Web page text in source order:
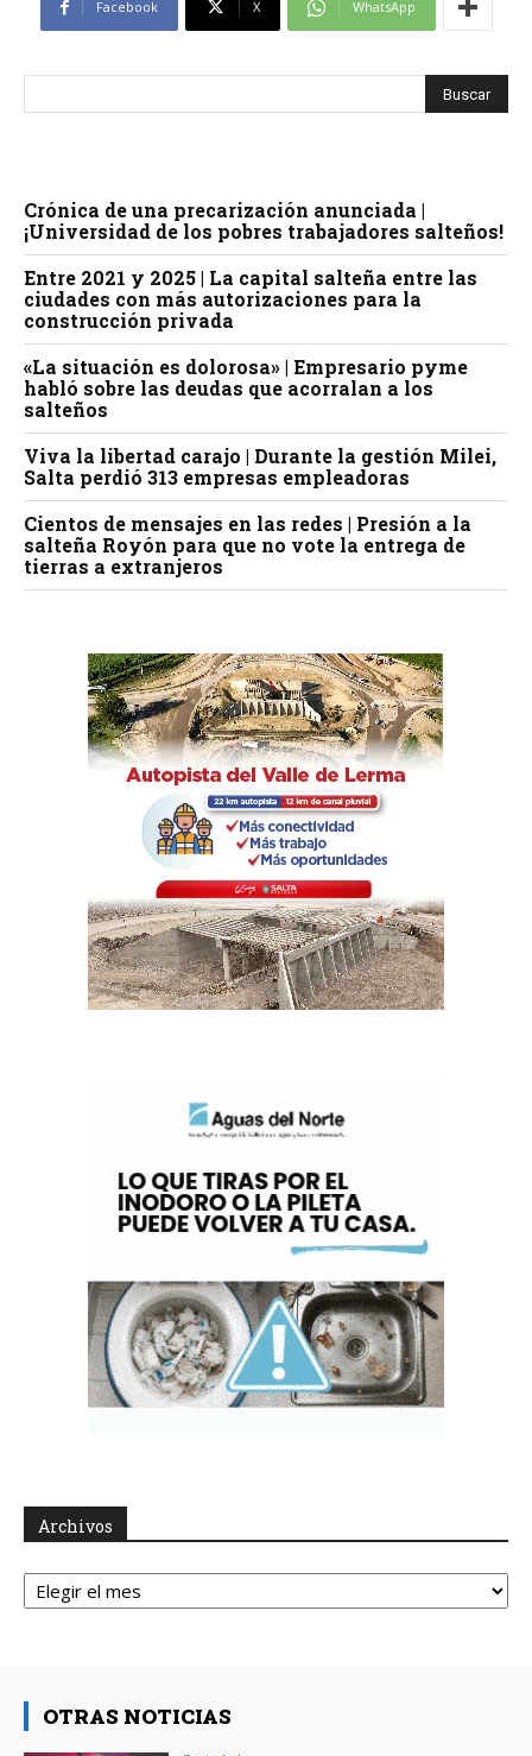
Facebook X WhatsApp
Crónica de una precarización anunciada |
¡Universidad de los pobres trabajadores salteños!
Entre 2021 y 2025 | La capital salteña entre las
ciudades con más autorizaciones para la
construcción privada
«La situación es dolorosa» | Empresario pyme
habló sobre las deudas que acorralan a los
salteños
Viva la libertad carajo | Durante la gestión Milei,
Salta perdió 313 empresas empleadoras
Cientos de mensajes en las redes | Presión a la
salteña Royón para que no vote la entrega de
tierras a extranjeros
Archivos
Archivos
OTRAS NOTICIAS